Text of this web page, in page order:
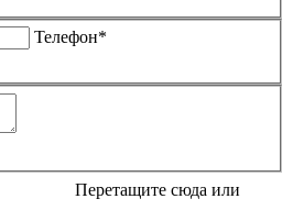
Телефон*
Перетащите сюда или